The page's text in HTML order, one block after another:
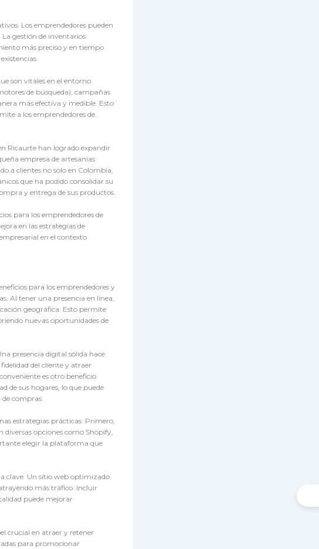
Los emprendedores pueden
La gestión de inventarios
más preciso y en tiempo
son vitales en el entorno
de búsqueda), campañas
más efectiva y medible. Esto
a los emprendedores de
Ricaurte han logrado expandir
empresa de artesanías
a clientes no solo en Colombia,
que ha podido consolidar su
y entrega de sus productos.
para los emprendedores de
en las estrategias de
en el contexto
para los emprendedores y
Al tener una presencia en línea,
geográfica. Esto permite
nuevas oportunidades de
presencia digital sólida hace
del cliente y atraer
es otro beneficio
de sus hogares, lo que puede
compras.
estrategias prácticas. Primero,
diversas opciones como Shopify,
elegir la plataforma que
clave. Un sitio web optimizado
más tráfico. Incluir
puede mejorar
crucial en atraer y retener
para promocionar